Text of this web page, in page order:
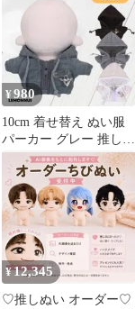
¥980
10cm 着せ替え ぬい服
パーカー グレー 推し活
ぬい活-E01302
¥12,345
♡推しぬい オーダー♡